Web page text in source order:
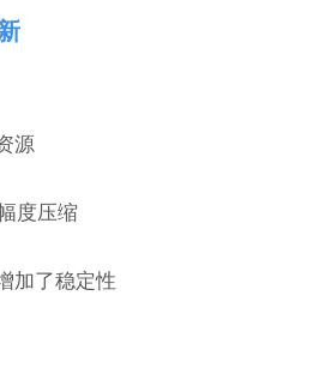
源
度压缩
加了稳定性